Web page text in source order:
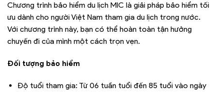
Chương trình bảo hiểm du lịch MIC là giải pháp bảo hiểm tối
ưu dành cho người Việt Nam tham gia du lịch trong nước.
Với chương trình này, bạn có thể hoàn toàn tận hưởng
chuyến đi của mình một cách trọn vẹn.
Đối tượng bảo hiểm
Độ tuổi tham gia: Từ 06 tuần tuổi đến 85 tuổi vào ngày